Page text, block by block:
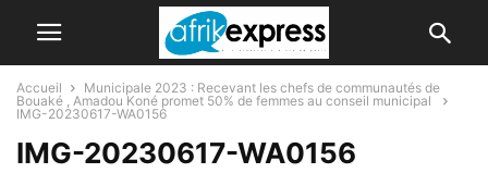
Accueil
Municipale 2023 : Recevant les chefs de communautés de
Bouaké , Amadou Koné promet 50% de femmes au conseil municipal
IMG-20230617-WA0156
IMG-20230617-WA0156